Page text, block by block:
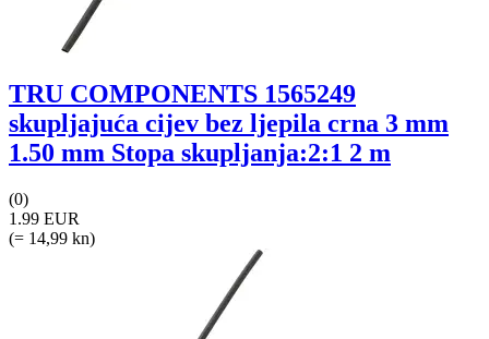
TRU COMPONENTS 1565249
skupljajuća cijev bez ljepila crna 3 mm
1.50 mm Stopa skupljanja:2:1 2 m
(0)
1.99 EUR
(= 14,99 kn)